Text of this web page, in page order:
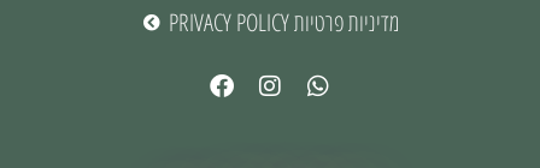
PRIVACY POLICY מדיניות פרטיות